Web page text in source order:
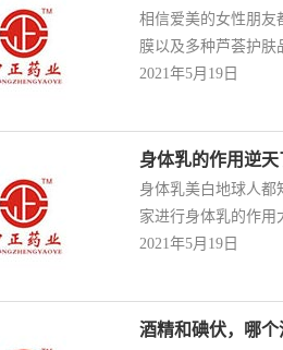
相信爱美的女性朋友
膜以及多种芦荟护
2021年5月19日
身体乳的作用逆天
身体乳美白地球人都
家进行身体乳的作
2021年5月19日
酒精和碘伏，哪个